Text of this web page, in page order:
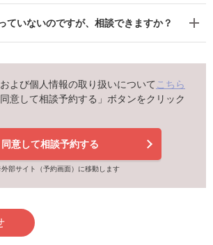
ていないのですが、相談できますか？
よび個人情報の取り扱いについて こちら
意して相談予約する」ボタンをクリック
同意して相談予約する
部サイト（予約画面）に移動します